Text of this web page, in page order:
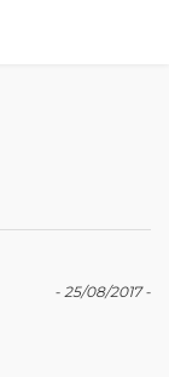
- 25/08/2017 -